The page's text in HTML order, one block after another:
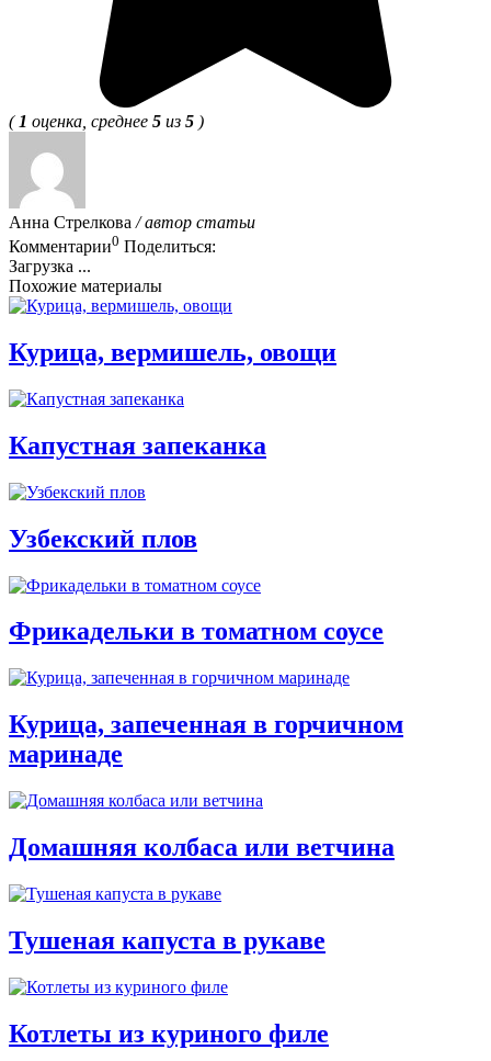
( 1 оценка, среднее 5 из 5 )
Анна Стрелкова / автор статьи
Комментарии0 Поделиться:
Загрузка ...
Похожие материалы
Курица, вермишель, овощи
Капустная запеканка
Узбекский плов
Фрикадельки в томатном соусе
Курица, запеченная в горчичном
маринаде
Домашняя колбаса или ветчина
Тушеная капуста в рукаве
Котлеты из куриного филе